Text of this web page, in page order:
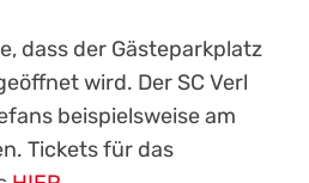
dass der Gästeparkplatz
wird. Der SC Verl
beispielsweise am
Tickets für das